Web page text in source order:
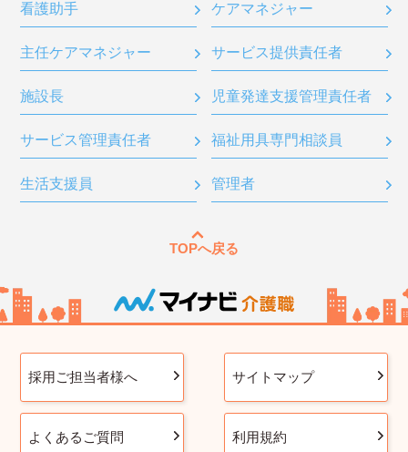
看護助手 ケアマネジャー
主任ケアマネジャー サービス提供責任者
施設長 児童発達支援管理責任者
サービス管理責任者 福祉用具専門相談員
生活支援員 管理者
TOPへ戻る
採用ご担当者様へ サイトマップ
よくあるご質問 利用規約